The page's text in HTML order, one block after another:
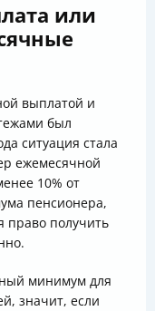
или
выплатой и
был
ситуация стала
ежемесячной
10% от
пенсионера,
право получить
минимум для
значит, если